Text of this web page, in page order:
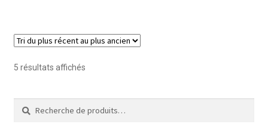
5 résultats affichésTrié
récent
Recherche
pour :
Recherche